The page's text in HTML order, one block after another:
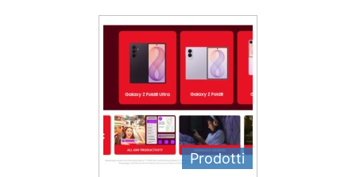
Prodotti